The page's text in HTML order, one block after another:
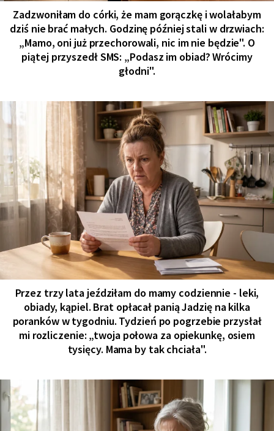
Zadzwoniłam do córki, że mam gorączkę i wolałabym
dziś nie brać małych. Godzinę później stali w drzwiach:
„Mamo, oni już przechorowali, nic im nie będzie". O
piątej przyszedł SMS: „Podasz im obiad? Wrócimy
głodni".
Przez trzy lata jeździłam do mamy codziennie - leki,
obiady, kąpiel. Brat opłacał panią Jadzię na kilka
poranków w tygodniu. Tydzień po pogrzebie przysłał
mi rozliczenie: „twoja połowa za opiekunkę, osiem
tysięcy. Mama by tak chciała".